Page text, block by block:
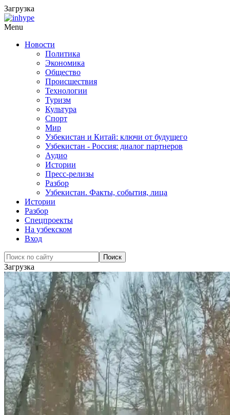
Загрузка
Menu
Новости
Политика
Экономика
Общество
Происшествия
Технологии
Туризм
Культура
Спорт
Мир
Узбекистан и Китай: ключи от будущего
Узбекистан - Россия: диалог партнеров
Аудио
Истории
Пресс-релизы
Разбор
Узбекистан. Факты, события, лица
Истории
Разбор
Спецпроекты
На узбекском
Вход
Загрузка